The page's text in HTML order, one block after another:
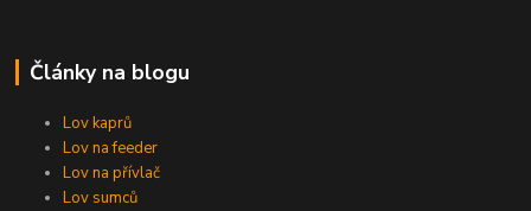
Články na blogu
Lov kaprů
Lov na feeder
Lov na přívlač
Lov sumců